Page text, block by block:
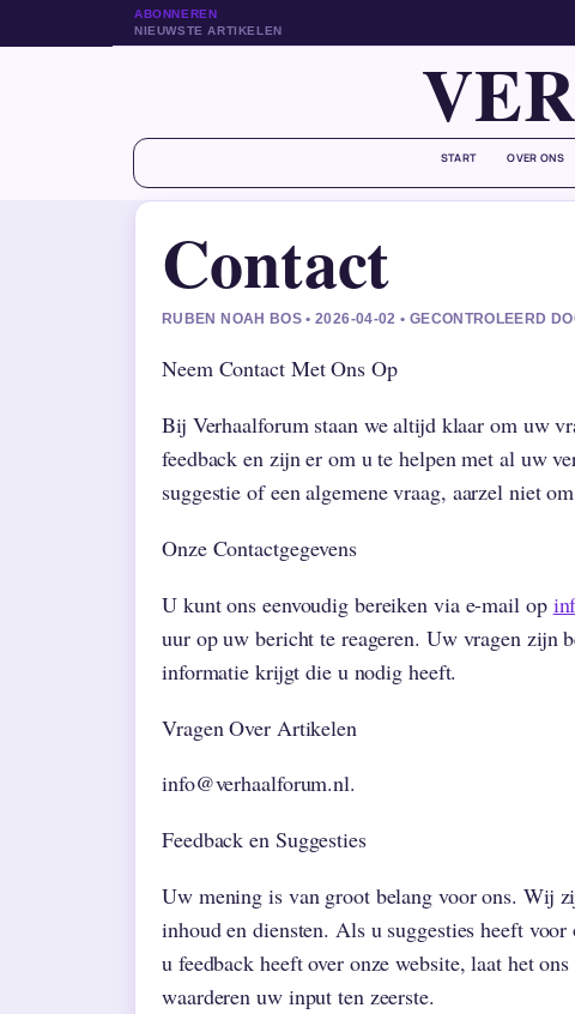
ABONNEREN
NIEUWSTE ARTIKELEN
START OVER ONS
Contact
RUBEN NOAH BOS • 2026-04-02 • GECONTROLEERD
Neem Contact Met Ons Op
Bij Verhaalforum staan we altijd klaar om uw
feedback en zijn er om u te helpen met al uw
suggestie of een algemene vraag, aarzel niet
Onze Contactgegevens
U kunt ons eenvoudig bereiken via e-mail op
uur op uw bericht te reageren. Uw vragen zijn
informatie krijgt die u nodig heeft.
Vragen Over Artikelen
info@verhaalforum.nl.
Feedback en Suggesties
Uw mening is van groot belang voor ons. Wij
inhoud en diensten. Als u suggesties heeft
u feedback heeft over onze website, laat het
waarderen uw input ten zeerste.